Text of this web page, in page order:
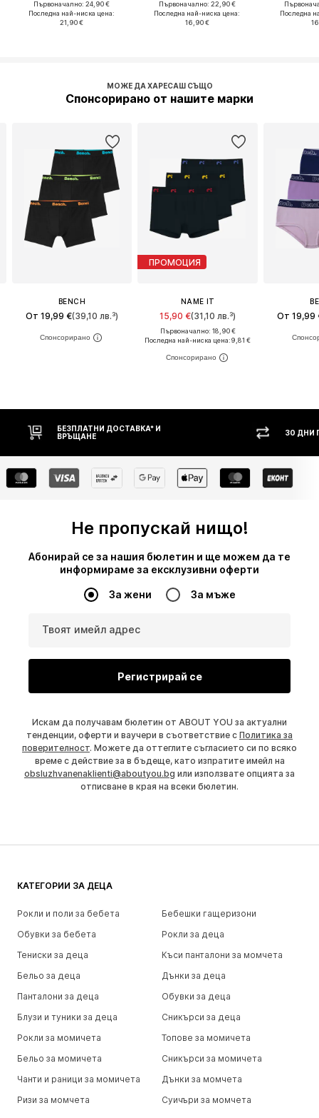
Първоначално: 24,90 €
Последна най-ниска цена:
21,90 €
Първоначално: 22,90 €
Последна най-ниска цена:
16,90 €
Последна
МОЖЕ ДА ХАРЕСАШ СЪЩО
Спонсорирано от нашите марки
BENCH
От 19,99 €(39,10 лв.³)
ПРОМОЦИЯ
NAME IT
15,90 €(31,10 лв.³)
Първоначално: 18,90 €
Последна най-ниска цена:9,81 €
От 19,99
30 ДНИ ПРАВО НА ВРЪЩАНЕ
Не пропускай нищо!
Абонирай се за нашия бюлетин и ще можем да те
информираме за ексклузивни оферти
За жени За мъже
Твоят имейл адрес
Регистрирай се
Искам да получавам бюлетин от ABOUT YOU за актуални
тенденции, оферти и ваучери в съответствие с Политика за
поверителност. Можете да оттеглите съгласието си по всяко
време с действие за в бъдеще, като изпратите имейл на
obsluzhvanenaklienti@aboutyou.bg или използвате опцията за
отписване в края на всеки бюлетин.
КАТЕГОРИИ ЗА ДЕЦА
Рокли и поли за бебета
Бебешки гащеризони
Обувки за бебета
Рокли за деца
Тениски за деца
Къси панталони за момчета
Бельо за деца
Дънки за деца
Панталони за деца
Обувки за деца
Блузи и туники за деца
Сникърси за деца
Рокли за момичета
Топове за момичета
Бельо за момичета
Сникърси за момичета
Чанти и раници за момичета
Дънки за момчета
Ризи за момчета
Суичъри за момчета